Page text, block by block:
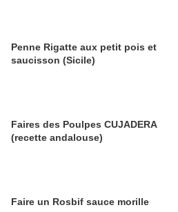
Penne Rigatte aux petit pois et
saucisson (Sicile)
Faires des Poulpes CUJADERA
(recette andalouse)
Faire un Rosbif sauce morille